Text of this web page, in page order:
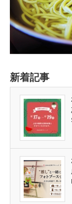
新着記事